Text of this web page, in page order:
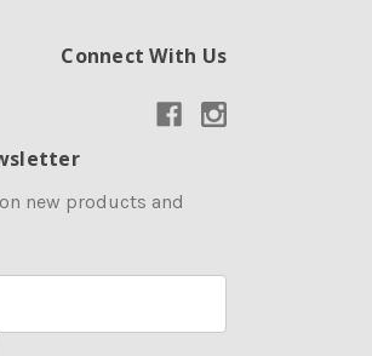
Connect With Us
new products and